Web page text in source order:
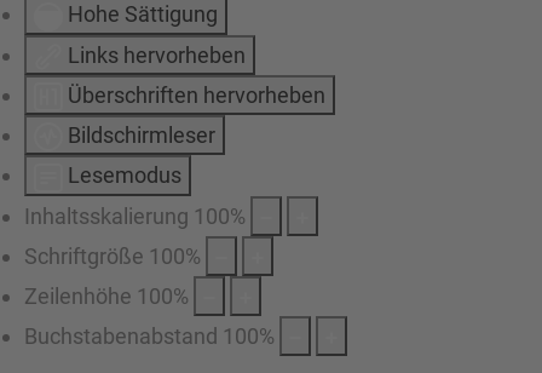
Hohe Sättigung
Links hervorheben
Überschriften hervorheben
Bildschirmleser
Lesemodus
Inhaltsskalierung 100%
Schriftgröße 100%
Zeilenhöhe 100%
Buchstabenabstand 100%